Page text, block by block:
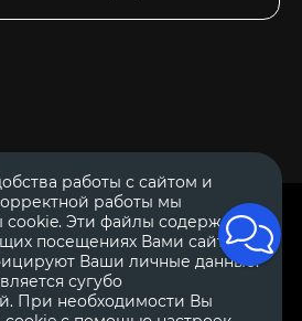
— автосалон. Все права защищены.
на то, что данный Интернет-сайт
характер и ни при
публичной офертой, определяемой
работы с сайтом и
работы мы
cookie. Эти файлы содержат
посещениях Вами сайта.
Ваши личные данные.
сугубо
При необходимости Вы